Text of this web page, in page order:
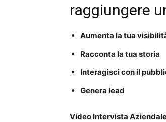
raggiungere
Aumenta la tua
Racconta la tua storia
Interagisci con il
Genera lead
Video Intervista